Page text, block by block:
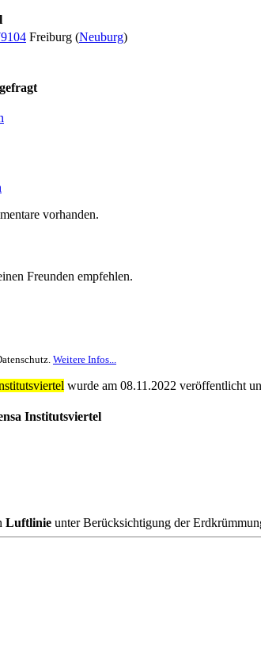
Freiburg (Neuburg)
vorhanden.
Freunden empfehlen.
Weitere Infos...
wurde am 08.11.2022 veröffentlicht
Institutsviertel
Luftlinie unter Berücksichtigung der